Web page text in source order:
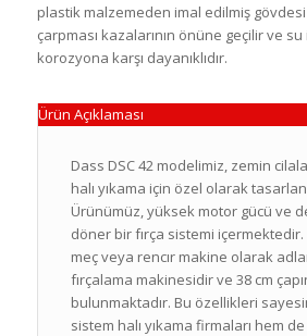
plastik malzemeden imal edilmiş
çarpması kazalarının önüne geçilir ve su
korozyona karşı dayanıklıdır.
Ürün Açıklaması
Dass DSC 42 modelimiz, zemin
halı yıkama için özel olarak
Ürünümüz, yüksek motor gücü ve
döner bir fırça sistemi içermektedir.
meç veya rencır makine olarak
fırçalama makinesidir ve 38 cm
bulunmaktadır. Bu özellikleri
sistem halı yıkama firmaları hem